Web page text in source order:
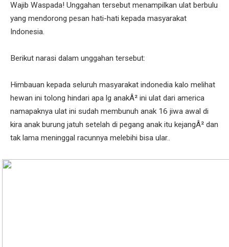
Wajib Waspada! Unggahan tersebut menampilkan ulat berbulu
yang mendorong pesan hati-hati kepada masyarakat
Indonesia.
Berikut narasi dalam unggahan tersebut:
Himbauan kepada seluruh masyarakat indonedia kalo melihat
hewan ini tolong hindari apa lg anakÂ² ini ulat dari america
namapaknya ulat ini sudah membunuh anak 16 jiwa awal di
kira anak burung jatuh setelah di pegang anak itu kejangÂ² dan
tak lama meninggal racunnya melebihi bisa ular..